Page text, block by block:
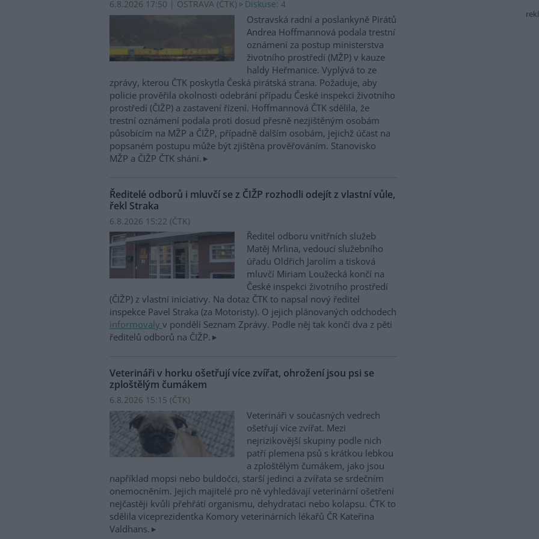
6.8.2026 17:50 | OSTRAVA (ČTK) Diskuse: 4
Ostravská radní a poslankyně Pirátů
Andrea Hoffmannová podala trestní
oznámení za postup ministerstva
životního prostředí (MŽP) v kauze
haldy Heřmanice. Vyplývá to ze
zprávy, kterou ČTK poskytla Česká pirátská strana. Požaduje, aby
policie prověřila okolnosti odebrání případu České inspekci životního
prostředí (ČIŽP) a zastavení řízení. Hoffmannová ČTK sdělila, že
trestní oznámení podala proti dosud přesně nezjištěným osobám
působícím na MŽP a ČIŽP, případně dalším osobám, jejichž účast na
popsaném postupu může být zjištěna prověřováním. Stanovisko
MŽP a ČIŽP ČTK shání.
Ředitelé odborů i mluvčí se z ČIŽP rozhodli odejít z vlastní vůle,
řekl Straka
6.8.2026 15:22 (ČTK)
Ředitel odboru vnitřních služeb
Matěj Mrlina, vedoucí služebního
úřadu Oldřich Jarolím a tisková
mluvčí Miriam Loužecká končí na
České inspekci životního prostředí
(ČIŽP) z vlastní iniciativy. Na dotaz ČTK to napsal nový ředitel
inspekce Pavel Straka (za Motoristy). O jejich plánovaných odchodech
informovaly v pondělí Seznam Zprávy. Podle něj tak končí dva z pěti
ředitelů odborů na ČIŽP.
Veterináři v horku ošetřují více zvířat, ohrožení jsou psi se
zploštělým čumákem
6.8.2026 15:15 (ČTK)
Veterináři v současných vedrech
ošetřují více zvířat. Mezi
nejrizikovější skupiny podle nich
patří plemena psů s krátkou lebkou
a zploštělým čumákem, jako jsou
například mopsi nebo buldočci, starší jedinci a zvířata se srdečním
onemocněním. Jejich majitelé pro ně vyhledávají veterinární ošetření
nejčastěji kvůli přehřátí organismu, dehydrataci nebo kolapsu. ČTK to
sdělila viceprezidentka Komory veterinárních lékařů ČR Kateřina
Valdhans.